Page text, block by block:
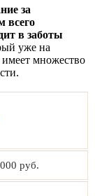
за
всего
в заботы
уже на
множество
руб.